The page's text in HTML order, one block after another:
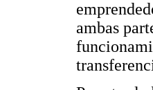
ambas